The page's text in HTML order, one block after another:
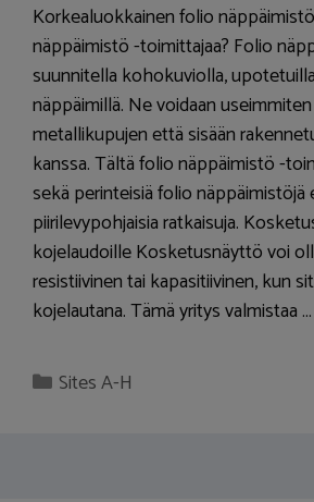
Korkealuokkainen folio
näppäimistö -toimittajaa? Folio
suunnitella kohokuviolla,
näppäimillä. Ne voidaan
metallikupujen että sisään
kanssa. Tältä folio näppäimistö -
sekä perinteisiä folio näppäimistöjä
piirilevypohjaisia ratkaisuja.
kojelaudoille Kosketusnäyttö voi
resistiivinen tai kapasitiivinen, kun
kojelautana. Tämä yritys valmistaa …
Categories
Sites A-H